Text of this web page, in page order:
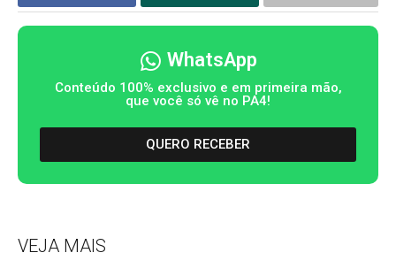
WhatsApp
Conteúdo 100% exclusivo e em primeira mão,
que você só vê no PA4!
QUERO RECEBER
VEJA MAIS